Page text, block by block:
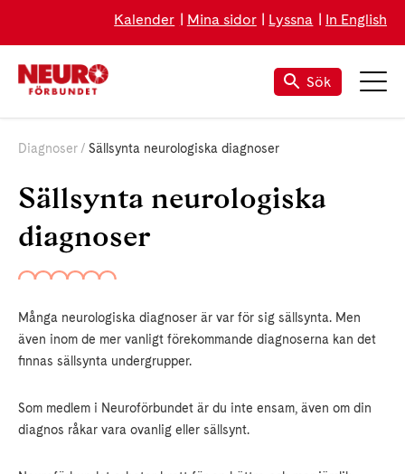
Kalender Mina sidor Lyssna In English
Sök
Diagnoser Sällsynta neurologiska diagnoser
Sällsynta neurologiska
diagnoser
Många neurologiska diagnoser är var för sig sällsynta. Men
även inom de mer vanligt förekommande diagnoserna kan det
finnas sällsynta undergrupper.
Som medlem i Neuroförbundet är du inte ensam, även om din
diagnos råkar vara ovanlig eller sällsynt.